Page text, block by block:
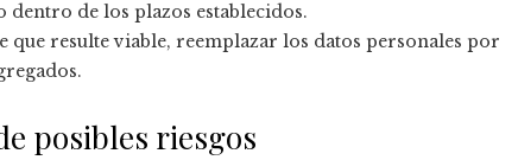
de los plazos establecidos.
que resulte viable, reemplazar los datos personales por
posibles riesgos